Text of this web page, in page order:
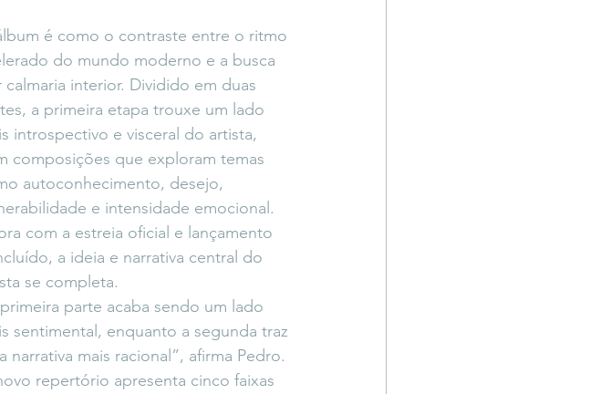
é como o contraste entre o ritmo
do mundo moderno e a busca
calmaria interior. Dividido em duas
a primeira etapa trouxe um lado
introspectivo e visceral do artista,
composições que exploram temas
autoconhecimento, desejo,
e intensidade emocional.
com a estreia oficial e lançamento
a ideia e narrativa central do
se completa.
parte acaba sendo um lado
sentimental, enquanto a segunda traz
narrativa mais racional”, afirma Pedro.
repertório apresenta cinco faixas